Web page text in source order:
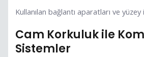
Kullanılan bağlantı aparatları ve
Cam Korkuluk ile
Sistemler